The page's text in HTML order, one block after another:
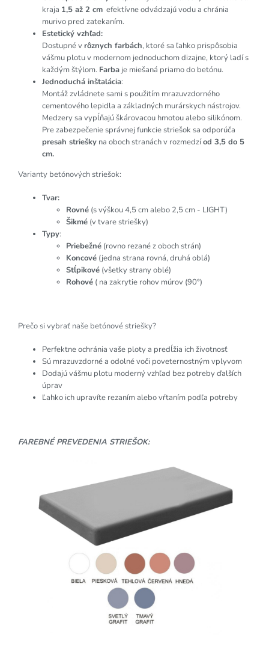
kraja 1,5 až 2 cm efektívne odvádzajú vodu a chránia
murivo pred zatekaním.
Estetický vzhľad:
Dostupné vrôznych farbách, ktoré sa ľahko prispôsobia
vášmu plotu v modernom jednoduchom dizajne, ktorý ladí s
každým štýlom. Farba je miešaná priamo do betónu.
Jednoduchá inštalácia:
Montáž zvládnete sami s použitím mrazuvzdorného
cementového lepidla a základných murárskych nástrojov.
Medzery sa vypĺňajú škárovacou hmotou alebo silikónom.
Pre zabezpečenie správnej funkcie striešok sa odporúča
presah striešky na oboch stranách v rozmedzíod 3,5 do 5
cm.
Varianty betónových striešok:
Tvar:
Rovné (s výškou 4,5 cm alebo 2,5 cm - LIGHT)
Šikmé (v tvare striešky)
Typy:
Priebežné (rovno rezané z oboch strán)
Koncové (jedna strana rovná, druhá oblá)
Stĺpikové (všetky strany oblé)
Rohové ( na zakrytie rohov múrov (90°)
Prečo si vybrať naše betónové striešky?
Perfektne ochránia vaše ploty a predĺžia ich životnosť
Sú mrazuvzdorné a odolné voči poveternostným vplyvom
Dodajú vášmu plotu moderný vzhľad bez potreby ďalších
úprav
Ľahko ich upravíte rezaním alebo vŕtaním podľa potreby
FAREBNÉ PREVEDENIA STRIEŠOK: